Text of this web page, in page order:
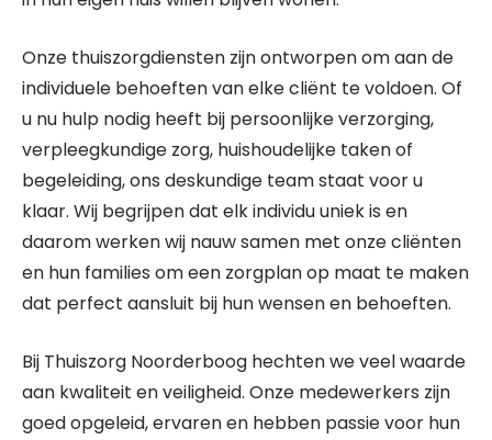
Onze thuiszorgdiensten zijn ontworpen om aan de
individuele behoeften van elke cliënt te voldoen. Of
u nu hulp nodig heeft bij persoonlijke verzorging,
verpleegkundige zorg, huishoudelijke taken of
begeleiding, ons deskundige team staat voor u
klaar. Wij begrijpen dat elk individu uniek is en
daarom werken wij nauw samen met onze cliënten
en hun families om een zorgplan op maat te maken
dat perfect aansluit bij hun wensen en behoeften.
Bij Thuiszorg Noorderboog hechten we veel waarde
aan kwaliteit en veiligheid. Onze medewerkers zijn
goed opgeleid, ervaren en hebben passie voor hun